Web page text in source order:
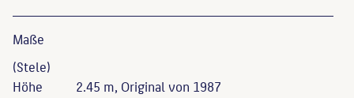
Maße
(Stele)
Höhe
2.45 m, Original von 1987